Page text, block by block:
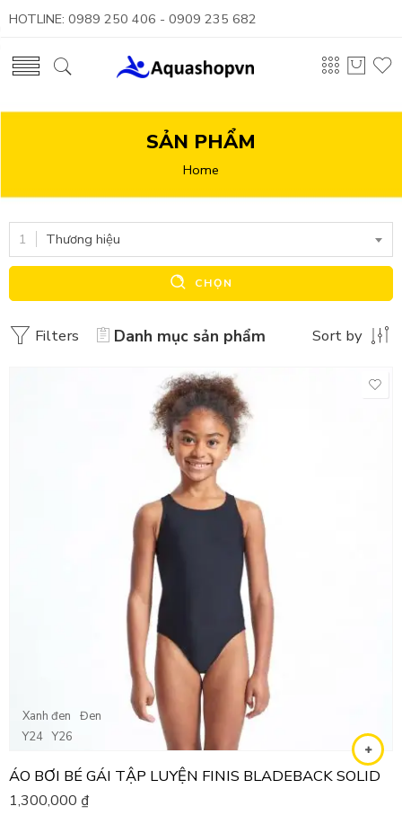
HOTLINE: 0989 250 406 - 0909 235 682
SẢN PHẨM
Home
Thương hiệu
CHỌN
Filters Danh mục sản phẩm Sort by
Xanh đen
Đen
Y24 Y26
ÁO BƠI BÉ GÁI TẬP LUYỆN FINIS BLADEBACK SOLID
1,300,000 ₫